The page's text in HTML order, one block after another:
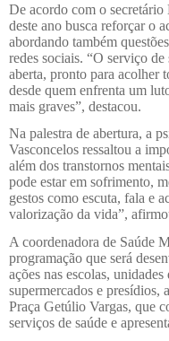
De acordo com o
deste ano busca reforçar o
abordando também
redes sociais. “O serviço
aberta, pronto para acolher
desde quem enfrenta um
mais graves”, destacou.
Na palestra de abertura, a
Vasconcelos ressaltou a
além dos transtornos
pode estar em sofrimento,
gestos como escuta, fala e
valorização da vida”,
A coordenadora de Saúde
programação que será
ações nas escolas,
supermercados e presídios,
Praça Getúlio Vargas, que
serviços de saúde e